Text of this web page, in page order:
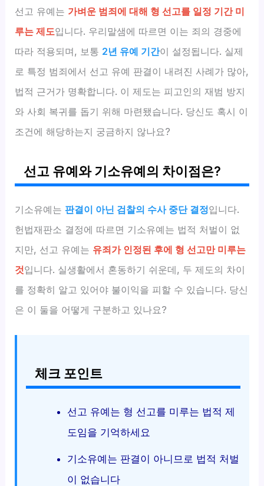
선고 유예는 가벼운 범죄에 대해 형 선고를 일정 기간 미
루는 제도입니다. 우리말샘에 따르면 이는 죄의 경중에
따라 적용되며, 보통 2년 유예 기간이 설정됩니다. 실제
로 특정 범죄에서 선고 유예 판결이 내려진 사례가 많아,
법적 근거가 명확합니다. 이 제도는 피고인의 재범 방지
와 사회 복귀를 돕기 위해 마련됐습니다. 당신도 혹시 이
조건에 해당하는지 궁금하지 않나요?
선고 유예와 기소유예의 차이점은?
기소유예는 판결이 아닌 검찰의 수사 중단 결정입니다.
헌법재판소 결정에 따르면 기소유예는 법적 처벌이 없
지만, 선고 유예는 유죄가 인정된 후에 형 선고만 미루는
것입니다. 실생활에서 혼동하기 쉬운데, 두 제도의 차이
를 정확히 알고 있어야 불이익을 피할 수 있습니다. 당신
은 이 둘을 어떻게 구분하고 있나요?
체크 포인트
선고 유예는 형 선고를 미루는 법적 제
도임을 기억하세요
기소유예는 판결이 아니므로 법적 처벌
이 없습니다